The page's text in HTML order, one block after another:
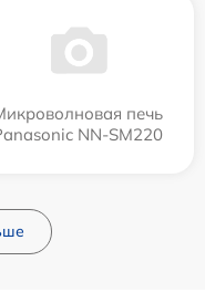
печь
NN-SM220